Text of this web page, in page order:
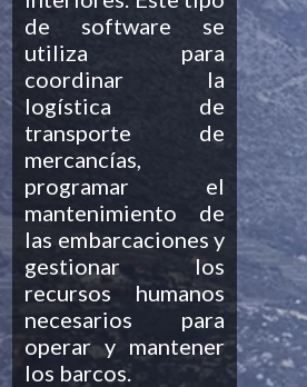
de software se
utiliza para
coordinar la
logística de
transporte de
mercancías,
programar el
mantenimiento de
las embarcaciones y
gestionar los
recursos humanos
necesarios para
operar y mantener
los barcos.